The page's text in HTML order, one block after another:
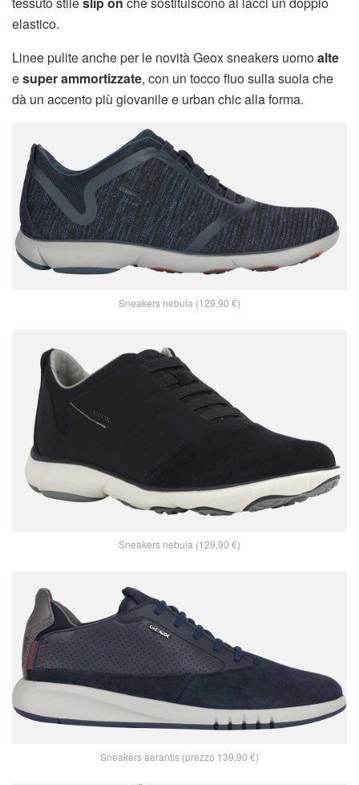
elastico.
Linee pulite anche per le novità Geox sneakers uomoalte
esuper ammortizzate, con un tocco fluo sulla suola che
dà un accento più giovanile e urban chic alla forma.
Sneakers nebula (129,90 €)
Sneakers nebula (129,90 €)
Sneakers aerantis (prezzo 139,90 €)